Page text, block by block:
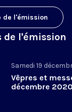
de l'émission
de l'émission
Samedi 19
Vêpres et
décembre